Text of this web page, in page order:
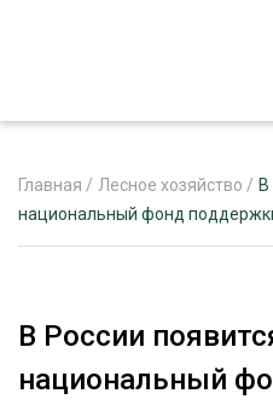
Главная / Лесное хозяйство /
национальный фонд
В России
национальный